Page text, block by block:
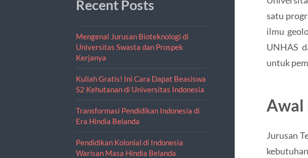
Recent Posts
Mengenal Jurusan Bioteknologi di
Universitas Swasta dan Prospek
Kerjanya
Kuliah Gratis! Ini Cara Dapat Beasiswa
S2 Kehutanan di Universitas Indonesia
Transformasi Pendidikan Indonesia di
Era Hindia Belanda
Pendidikan Kolonial di Indonesia
Warisan Masa Hindia Belanda
satu
ilmu
UNHAS
untuk
Awal
Jurusan